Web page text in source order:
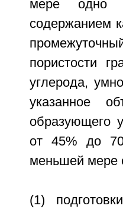
мере одно
содержанием
пористости
углерода,
указанное
образующего
от 45% до
меньшей мере
(1)